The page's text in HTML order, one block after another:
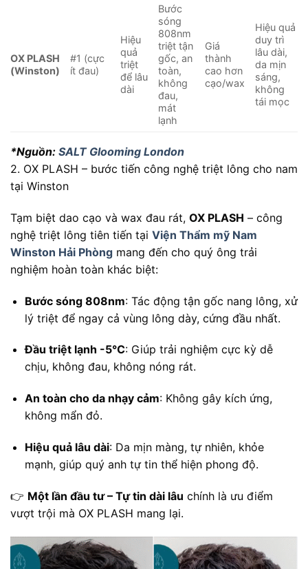
OX PLASH
(Winston)
#1 (cực
ít đau)
Hiệu
quả
triệt
để lâu
dài
Bước
sóng
808nm
triệt tận
gốc, an
toàn,
không
đau,
mát
lạnh
Giá
thành
cao hơn
cạo/wax
Hiệu quả
duy trì
lâu dài,
da mịn
sáng,
không
tái mọc
*Nguồn: SALT Glooming London
2. OX PLASH – bước tiến công nghệ triệt lông cho nam
tại Winston
Tạm biệt dao cạo và wax đau rát, OX PLASH – công
nghệ triệt lông tiên tiến tại Viện Thẩm mỹ Nam
Winston Hải Phòng mang đến cho quý ông trải
nghiệm hoàn toàn khác biệt:
Bước sóng 808nm: Tác động tận gốc nang lông, xử
lý triệt để ngay cả vùng lông dày, cứng đầu nhất.
Đầu triệt lạnh -5°C: Giúp trải nghiệm cực kỳ dễ
chịu, không đau, không nóng rát.
An toàn cho da nhạy cảm: Không gây kích ứng,
không mẩn đỏ.
Hiệu quả lâu dài: Da mịn màng, tự nhiên, khỏe
mạnh, giúp quý anh tự tin thể hiện phong độ.
👉 Một lần đầu tư – Tự tin dài lâu chính là ưu điểm
vượt trội mà OX PLASH mang lại.